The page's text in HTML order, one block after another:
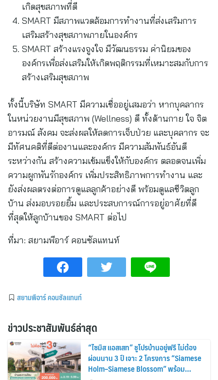
เกิดสุขสภาพที่ดี
SMART มีสภาพแวดล้อมการทำงานที่ส่งเสริมการ
เสริมสร้างสุขสภาพภายในองค์กร
SMART สร้างแรงจูงใจ มีวัฒนธรรม ค่านิยมของ
องค์กรเพื่อส่งเสริมให้เกิดพฤติกรรมที่เหมาะสมกับการ
สร้างเสริมสุขสภาพ
ทั้งนี้บริษัท SMART มีความเชื่ออยู่เสมอว่า หากบุคลากร
ในหน่วยงานมีสุขสภาพ (Wellness) ดี ทั้งด้านกาย ใจ จิต
อารมณ์ สังคม จะส่งผลให้ลดการเจ็บป่วย และบุคลากร จะ
มีทัศนคติที่ดีต่องานและองค์กร มีความสัมพันธ์อันดี
ระหว่างกัน สร้างความเข้มแข็งให้กับองค์กร ตลอดจนเพิ่ม
ความผูกพันรักองค์กร เพิ่มประสิทธิภาพการทำงาน และ
ยังส่งผลตรงต่อการดูแลลูกค้าอย่างดี พร้อมดูแลชีวิตลูก
บ้าน ส่งมอบรอยยิ้ม และประสบการณ์การอยู่อาศัยที่ดี
ที่สุดให้ลูกบ้านของ SMART ต่อไป
ที่มา: สยามพีอาร์ คอนซัลแทนท์
สยามพีอาร์ คอนซัลแทนท์
ข่าวประชาสัมพันธ์ล่าสุด
“ไซมิส แอสเสท” ชูโปรบ้านอยู่ฟรี ไม่ต้อง
ผ่อนนาน 3 ปี เจาะ 2 โครงการ “Siamese
Holm–Siamese Blossom” พร้อม